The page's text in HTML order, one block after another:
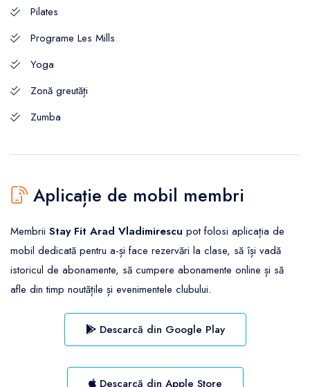
Pilates
Programe Les Mills
Yoga
Zonă greutăți
Zumba
Aplicație de mobil membri
Membrii Stay Fit Arad Vladimirescu pot folosi aplicația de
mobil dedicată pentru a-și face rezervări la clase, să își vadă
istoricul de abonamente, să cumpere abonamente online și să
afle din timp noutățile și evenimentele clubului.
Descarcă din Google Play
Descarcă din Apple Store